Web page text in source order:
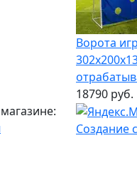
Ворота
18790 руб.
Создание